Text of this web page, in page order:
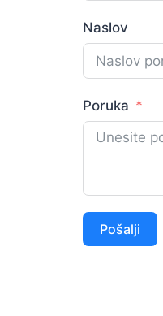
Naslov
Poruka
Pošalji